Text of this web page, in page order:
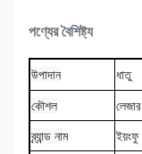
পণ্যের বৈশিষ্ট্য
উপাদান ধাতু
কৌশল লেজার
ব্র্যান্ড নাম
ইয়ংফু